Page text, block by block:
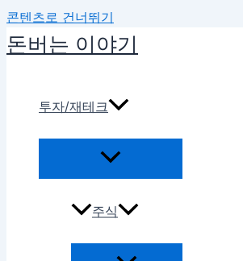
콘텐츠로 건너뛰기
돈버는 이야기
투자/재테크
주식